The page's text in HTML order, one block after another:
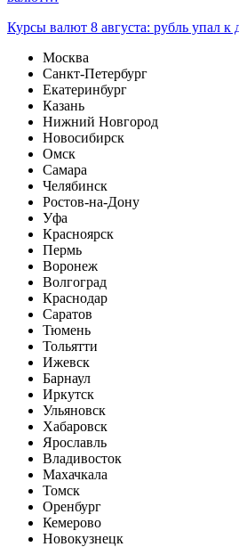
Курсы валют 8 августа: рубль упал к
Москва
Санкт-Петербург
Екатеринбург
Казань
Нижний Новгород
Новосибирск
Омск
Самара
Челябинск
Ростов-на-Дону
Уфа
Красноярск
Пермь
Воронеж
Волгоград
Краснодар
Саратов
Тюмень
Тольятти
Ижевск
Барнаул
Иркутск
Ульяновск
Хабаровск
Ярославль
Владивосток
Махачкала
Томск
Оренбург
Кемерово
Новокузнецк